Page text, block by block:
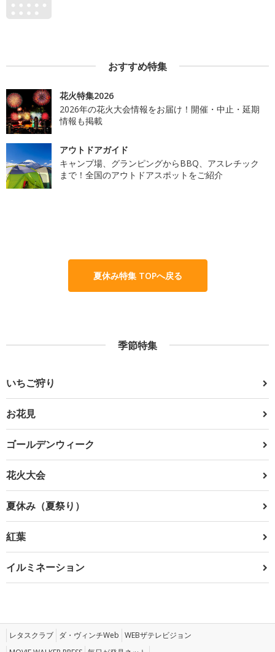
おすすめ特集
花火特集2026
2026年の花火大会情報をお届け！開催・中止・延期
情報も掲載
アウトドアガイド
キャンプ場、グランピングからBBQ、アスレチック
まで！全国のアウトドアスポットをご紹介
夏休み特集 TOPへ戻る
季節特集
いちご狩り
お花見
ゴールデンウィーク
花火大会
夏休み（夏祭り）
紅葉
イルミネーション
レタスクラブ ダ・ヴィンチWeb WEBザテレビジョン